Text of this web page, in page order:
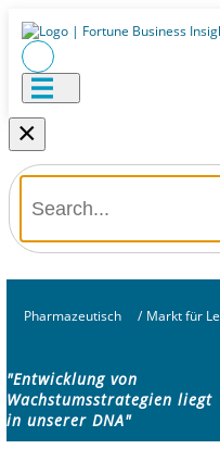
×
Pharmazeutisch / Markt für
"Entwicklung von
Wachstumsstrategien liegt
in unserer DNA"